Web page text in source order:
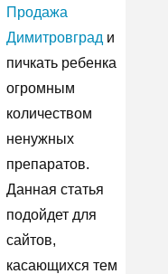
Продажа
Димитровград и
пичкать ребенка
огромным
количеством
ненужных
препаратов.
Данная статья
подойдет для
сайтов,
касающихся тем